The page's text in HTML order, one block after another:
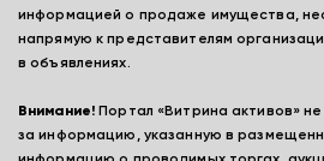
информацией о продаже имущества,
напрямую к представителям
в объявлениях.
Внимание! Портал «Витрина активов»
за информацию, указанную в